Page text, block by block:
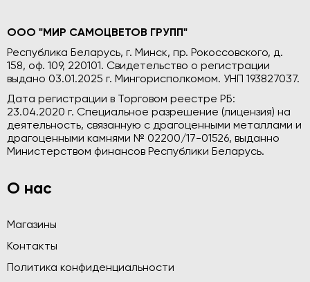
ООО "МИР САМОЦВЕТОВ ГРУПП"
Республика Беларусь, г. Минск, пр. Рокоссовского, д.
158, оф. 109, 220101. Свидетельство о регистрации
выдано 03.01.2025 г. Мингорисполкомом. УНП 193827037.
Дата регистрации в Торговом реестре РБ:
23.04.2020 г. Специальное разрешение (лицензия) на
деятельность, связанную с драгоценными металлами и
драгоценными камнями № 02200/17-01526, выданно
Министерством финансов Республики Беларусь.
О нас
Магазины
Контакты
Политика конфиденциальности